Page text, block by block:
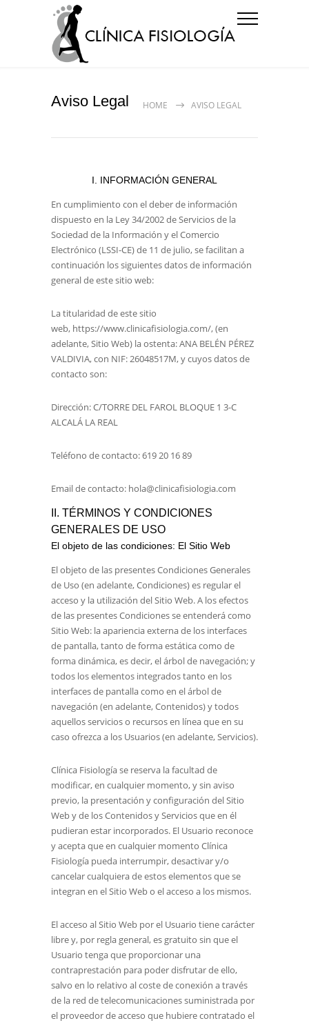
Aviso Legal HOME AVISO LEGAL
I. INFORMACIÓN GENERAL
En cumplimiento con el deber de información
dispuesto en la Ley 34/2002 de Servicios de la
Sociedad de la Información y el Comercio
Electrónico (LSSI-CE) de 11 de julio, se facilitan a
continuación los siguientes datos de información
general de este sitio web:
La titularidad de este sitio
web, https://www.clinicafisiologia.com/, (en
adelante, Sitio Web) la ostenta:ANA BELÉN PÉREZ
VALDIVIA, con NIF:26048517M, y cuyos datos de
contacto son:
Dirección:C/TORRE DEL FAROL BLOQUE 1 3-C
ALCALÁ LA REAL
Teléfono de contacto:619 20 16 89
Email de contacto: hola@clinicafisiologia.com
II. TÉRMINOS Y CONDICIONES
GENERALES DE USO
El objeto de las condiciones: El Sitio Web
El objeto de las presentes Condiciones Generales
de Uso (en adelante, Condiciones) es regular el
acceso y la utilización del Sitio Web. A los efectos
de las presentes Condiciones se entenderá como
Sitio Web: la apariencia externa de los interfaces
de pantalla, tanto de forma estática como de
forma dinámica, es decir, el árbol de navegación; y
todos los elementos integrados tanto en los
interfaces de pantalla como en el árbol de
navegación (en adelante, Contenidos) y todos
aquellos servicios o recursos en línea que en su
caso ofrezca a los Usuarios (en adelante, Servicios).
Clínica Fisiologíase reserva la facultad de
modificar, en cualquier momento, y sin aviso
previo, la presentación y configuración del Sitio
Web y de los Contenidos y Servicios que en él
pudieran estar incorporados. El Usuario reconoce
y acepta que en cualquier momento Clínica
Fisiología pueda interrumpir, desactivar y/o
cancelar cualquiera de estos elementos que se
integran en el Sitio Web o el acceso a los mismos.
El acceso al Sitio Web por el Usuario tiene carácter
libre y, por regla general, es gratuito sin que el
Usuario tenga que proporcionar una
contraprestación para poder disfrutar de ello,
salvo en lo relativo al coste de conexión a través
de la red de telecomunicaciones suministrada por
el proveedor de acceso que hubiere contratado el